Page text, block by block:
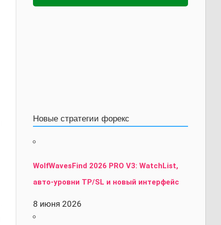
Новые стратегии форекс
WolfWavesFind 2026 PRO V3: WatchList,
авто-уровни TP/SL и новый интерфейс
8 июня 2026